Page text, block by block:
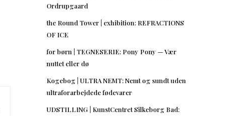
Ordrupgaard
the Round Tower | exhibition: REFRACTIONS
OF ICE
for børn | TEGNESERIE: Pony Pony — Vær
nuttet eller dø
Kogebog | ULTRA NEMT: Nemt og sundt uden
ultraforarbejdede fødevarer
UDSTILLING | KunstCentret Silkeborg Bad: